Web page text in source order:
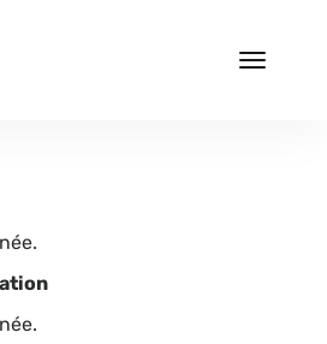
Toggle